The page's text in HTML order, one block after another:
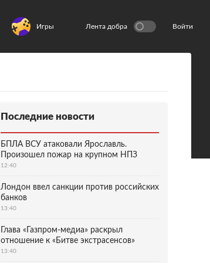
Игры Лента добра Войти
Последние новости
БПЛА ВСУ атаковали Ярославль.
Произошел пожар на крупном НПЗ
12:40
Лондон ввел санкции против российских
банков
13:40
Глава «Газпром-медиа» раскрыл
отношение к «Битве экстрасенсов»
13:40